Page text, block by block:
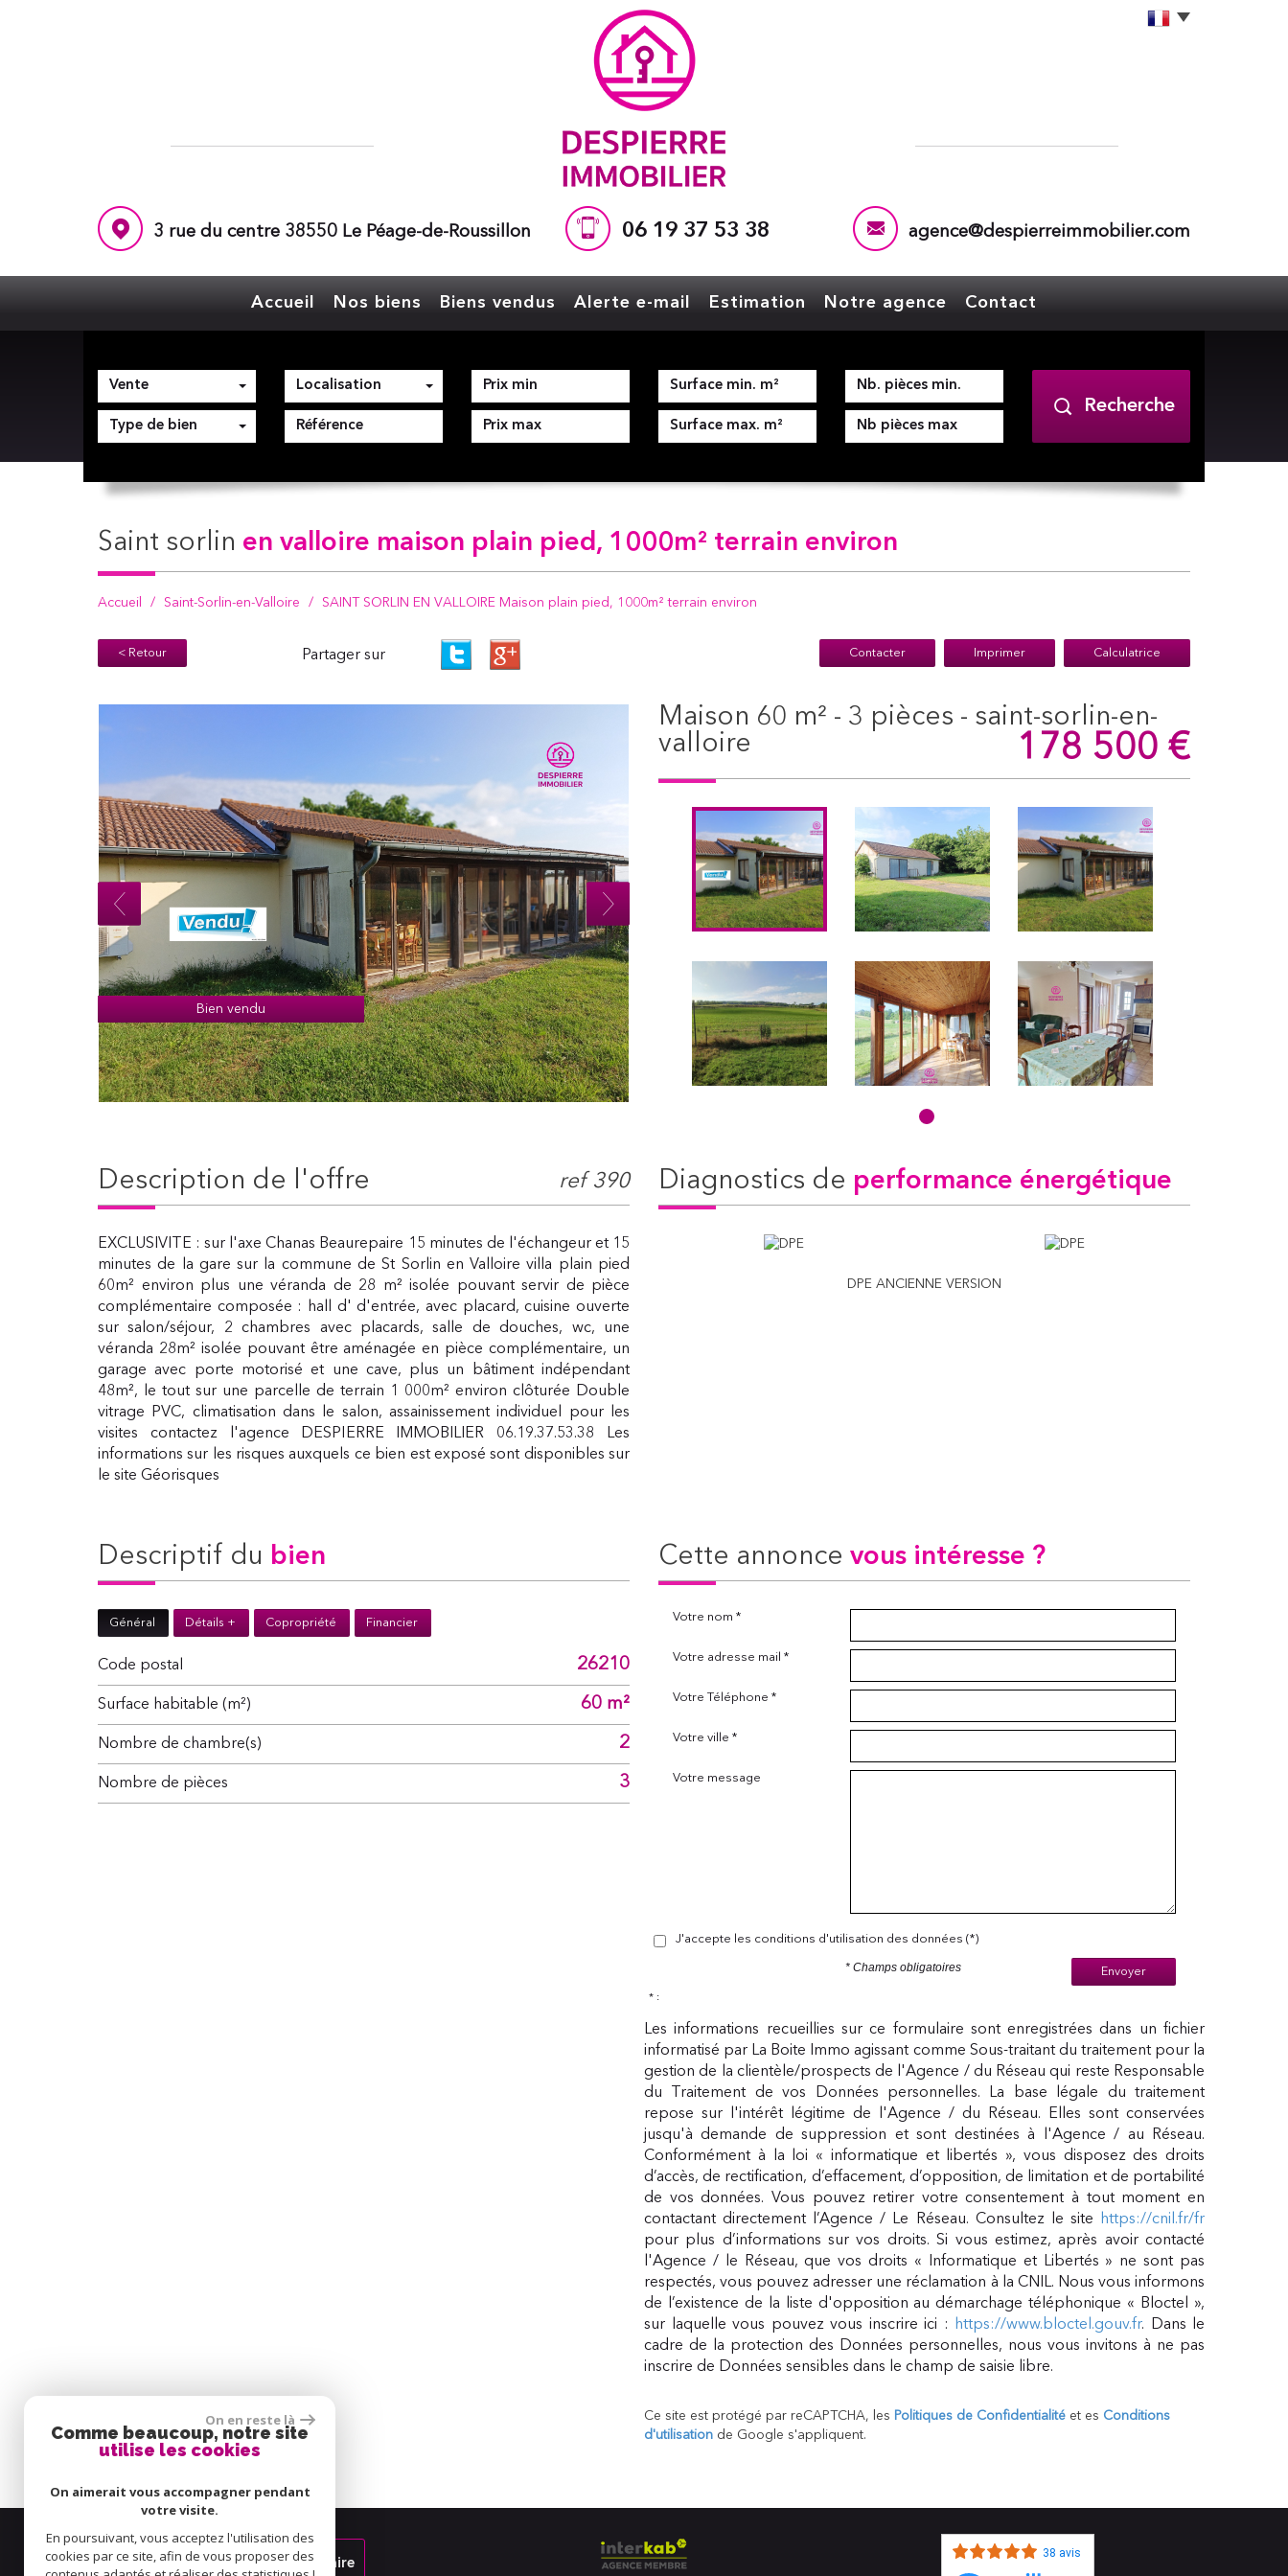
3 rue du centre 38550 Le Péage-de-Roussillon 06 19 37 53 38 agence@despierreimmobilier.com
Accueil Nos biens Biens vendus Alerte e-mail Estimation Notre agence Contact
Vente
Type de bien
Localisation
Recherche
saint sorlin en valloire maison plain pied, 1000m² terrain environ
Accueil Saint-Sorlin-en-Valloire SAINT SORLIN EN VALLOIRE Maison plain pied, 1000m² terrain environ
< Retour Partager sur Contacter Imprimer Calculatrice
Bien vendu
maison 60 m² - 3 pièces - saint-sorlin-en-
valloire
178 500 €
description de l'offre ref 390
EXCLUSIVITE : sur l'axe Chanas Beaurepaire 15 minutes de l'échangeur et 15
minutes de la gare sur la commune de St Sorlin en Valloire villa plain pied
60m² environ plus une véranda de 28 m² isolée pouvant servir de pièce
complémentaire composée : hall d' d'entrée, avec placard, cuisine ouverte
sur salon/séjour, 2 chambres avec placards, salle de douches, wc, une
véranda 28m² isolée pouvant être aménagée en pièce complémentaire, un
garage avec porte motorisé et une cave, plus un bâtiment indépendant
48m², le tout sur une parcelle de terrain 1 000m² environ clôturée Double
vitrage PVC, climatisation dans le salon, assainissement individuel pour les
visites contactez l'agence DESPIERRE IMMOBILIER 06.19.37.53.38 Les
informations sur les risques auxquels ce bien est exposé sont disponibles sur
le site Géorisques
diagnostics de performance énergétique
DPE ANCIENNE VERSION
descriptif du bien
Général Détails + Copropriété Financier
Code postal 26210
Surface habitable (m²) 60 m²
Nombre de chambre(s) 2
Nombre de pièces 3
cette annonce vous intéresse ?
Votre nom *
Votre adresse mail *
Votre Téléphone *
Votre ville *
Votre message
J'accepte les conditions d'utilisation des données (*)
Envoyer
* Champs obligatoires
* :
Les informations recueillies sur ce formulaire sont enregistrées dans un fichier
informatisé par La Boite Immo agissant comme Sous-traitant du traitement pour la
gestion de la clientèle/prospects de l'Agence / du Réseau qui reste Responsable
du Traitement de vos Données personnelles. La base légale du traitement
repose sur l'intérêt légitime de l'Agence / du Réseau. Elles sont conservées
jusqu'à demande de suppression et sont destinées à l'Agence / au Réseau.
Conformément à la loi « informatique et libertés », vous disposez des droits
d’accès, de rectification, d’effacement, d’opposition, de limitation et de portabilité
de vos données. Vous pouvez retirer votre consentement à tout moment en
contactant directement l’Agence / Le Réseau. Consultez le site
https://cnil.fr/fr
pour plus d’informations sur vos droits. Si vous estimez, après avoir contacté
l'Agence / le Réseau, que vos droits « Informatique et Libertés » ne sont pas
respectés, vous pouvez adresser une réclamation à la CNIL. Nous vous informons
de l’existence de la liste d'opposition au démarchage téléphonique « Bloctel »,
sur laquelle vous pouvez vous inscrire ici :
https://www.bloctel.gouv.fr. Dans le
cadre de la protection des Données personnelles, nous vous invitons à ne pas
inscrire de Données sensibles dans le champ de saisie libre.
Ce site est protégé par reCAPTCHA, les Politiques de Confidentialité et es Conditions
d'utilisation de Google s'appliquent.
Espace propriétaire
38 avis
On en reste là
Comme beaucoup, notre site
utilise les cookies
On aimerait vous accompagner pendant
votre visite.
En poursuivant, vous acceptez l'utilisation des
cookies par ce site, afin de vous proposer des